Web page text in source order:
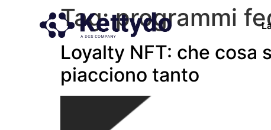
Tag:programmi
Loyalty NFT: che cosa
piacciono tanto